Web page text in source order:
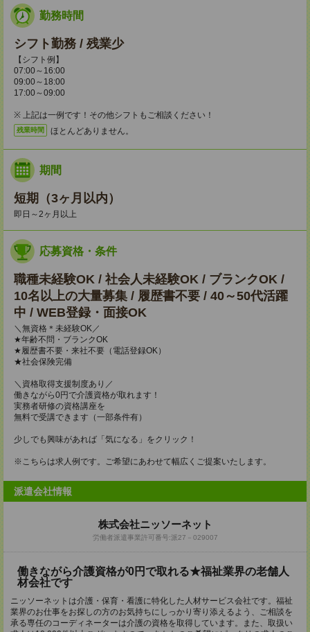
勤務時間
シフト勤務 / 残業少
【シフト例】
07:00～16:00
09:00～18:00
17:00～09:00
※ 上記は一例です！その他シフトもご相談ください！
残業時間 ほとんどありません。
期間
短期（3ヶ月以内）
即日～2ヶ月以上
応募資格・条件
職種未経験OK / 社会人未経験OK / ブランクOK /
10名以上の大量募集 / 履歴書不要 / 40～50代活躍
中 / WEB登録・面接OK
＼無資格＊未経験OK／
★年齢不問・ブランクOK
★履歴書不要・来社不要（電話登録OK）
★社会保険完備
＼資格取得支援制度あり／
働きながら0円で介護資格が取れます！
実務者研修の資格講座を
無料で受講できます（一部条件有）
少しでも興味があれば「気になる」をクリック！
※こちらは求人例です。ご希望にあわせて幅広くご提案いたします。
派遣会社情報
株式会社ニッソーネット
労働者派遣事業許可番号:派27－029007
働きながら介護資格が0円で取れる★福祉業界の老舗人
材会社です
ニッソーネットは介護・保育・看護に特化した人材サービス会社です。福祉
業界のお仕事をお探しの方のお気持ちにしっかり寄り添えるよう、ご相談を
承る専任のコーディネーターは介護の資格を取得しています。また、取扱い